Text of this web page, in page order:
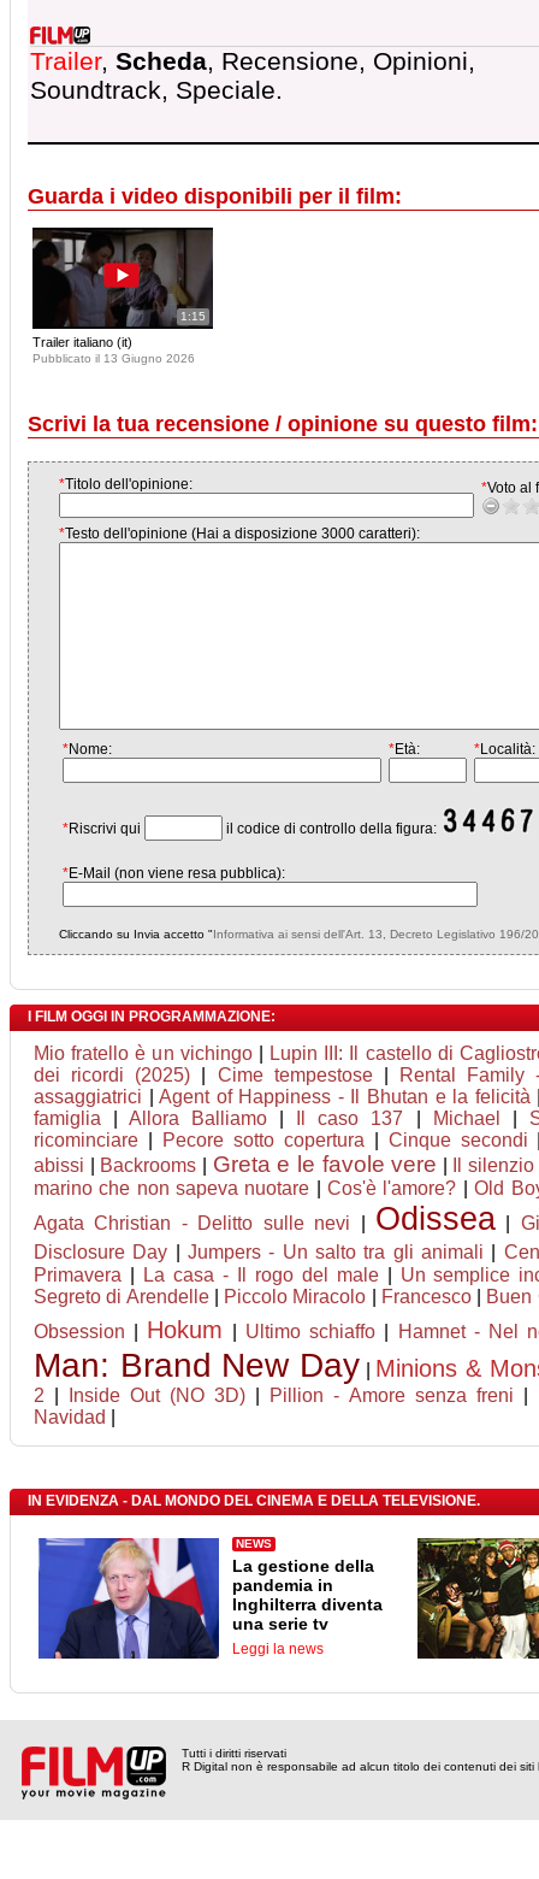
Trailer, Scheda, Recensione, Opinioni,
Soundtrack, Speciale.
Guarda i video disponibili per il film:
1:15
Trailer italiano (it)
Pubblicato il 13 Giugno 2026
Scrivi la tua recensione / opinione su questo
*Titolo dell'opinione: *Voto al
*Testo dell'opinione (Hai a disposizione 3000 caratteri):
*Nome: *Età: *Località:
*Riscrivi qui il codice di controllo della figura:
*E-Mail (non viene resa pubblica):
Cliccando su Invia accetto "Informativa ai sensi dell'Art. 13, Decreto Legislativo 196/
I FILM OGGI IN PROGRAMMAZIONE:
Mio fratello è un vichingo|
Lupin III: Il castello di
dei ricordi (2025)
Cime tempestose|
Rental
assaggiatrici |Agent of Happiness - Il Bhutan e la felicità
famiglia |Allora Balliamo Il caso 137 Michael
ricominciare
Pecore sotto copertura Cinque secondi
abissi
Backrooms Greta e le favole vere
Il
marino che non sapeva nuotare |Cos'è l'amore? |Old
Agata Christian - Delitto sulle nevi
Odissea
Disclosure Day |Jumpers - Un salto tra gli animali
Primavera
La casa - Il rogo del male| Un semplice
Segreto di Arendelle| Piccolo Miracolo Francesco|
Buen
Obsession
Hokum Ultimo schiaffo Hamnet - Nel
Man: Brand New Day Minions &
2 Inside Out (NO 3D) Pillion - Amore senza freni
Navidad
IN EVIDENZA - DAL MONDO DEL CINEMA E DELLA TELEVISIONE.
NEWS
La gestione della
pandemia in
Inghilterra diventa
una serie tv
Leggi la news
Tutti i diritti riservati
R Digital non è responsabile ad alcun titolo dei contenuti dei siti